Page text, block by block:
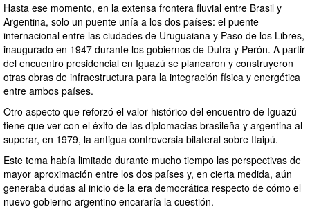
Hasta ese momento, en la extensa frontera fluvial entre Brasil y
Argentina, solo un puente unía a los dos países: el puente
internacional entre las ciudades de Uruguaiana y Paso de los Libres,
inaugurado en 1947 durante los gobiernos de Dutra y Perón. A partir
del encuentro presidencial en Iguazú se planearon y construyeron
otras obras de infraestructura para la integración física y energética
entre ambos países.
Otro aspecto que reforzó el valor histórico del encuentro de Iguazú
tiene que ver con el éxito de las diplomacias brasileña y argentina al
superar, en 1979, la antigua controversia bilateral sobre Itaipú.
Este tema había limitado durante mucho tiempo las perspectivas de
mayor aproximación entre los dos países y, en cierta medida, aún
generaba dudas al inicio de la era democrática respecto de cómo el
nuevo gobierno argentino encararía la cuestión.